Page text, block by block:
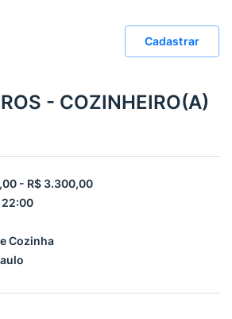
Cadastrar
- COZINHEIRO(A)
- R$ 3.300,00
22:00
Cozinha